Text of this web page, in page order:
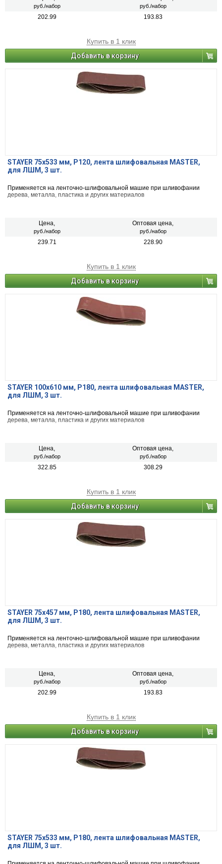
руб./набор руб./набор
202.99 193.83
Купить в 1 клик
Добавить в корзину
STAYER 75х533 мм, P120, лента шлифовальная MASTER,
для ЛШМ, 3 шт.
Применяется на ленточно-шлифовальной машие при шливофании
дерева, металла, пластика и других материалов
Цена,
руб./набор
Оптовая цена,
руб./набор
239.71 228.90
Купить в 1 клик
Добавить в корзину
STAYER 100х610 мм, P180, лента шлифовальная MASTER,
для ЛШМ, 3 шт.
Применяется на ленточно-шлифовальной машие при шливофании
дерева, металла, пластика и других материалов
Цена,
руб./набор
Оптовая цена,
руб./набор
322.85 308.29
Купить в 1 клик
Добавить в корзину
STAYER 75х457 мм, P180, лента шлифовальная MASTER,
для ЛШМ, 3 шт.
Применяется на ленточно-шлифовальной машие при шливофании
дерева, металла, пластика и других материалов
Цена,
руб./набор
Оптовая цена,
руб./набор
202.99 193.83
Купить в 1 клик
Добавить в корзину
STAYER 75х533 мм, P180, лента шлифовальная MASTER,
для ЛШМ, 3 шт.